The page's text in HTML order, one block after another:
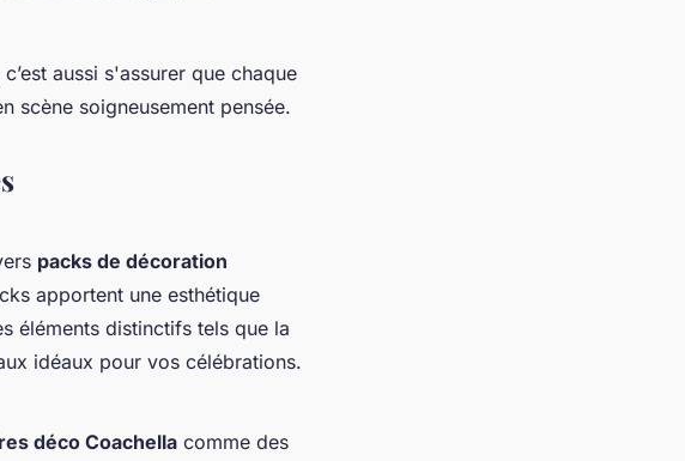
aussi s'assurer que chaque
scène soigneusement pensée.
packs de décoration
apportent une esthétique
éléments distinctifs tels que la
idéaux pour vos célébrations.
déco Coachella comme des